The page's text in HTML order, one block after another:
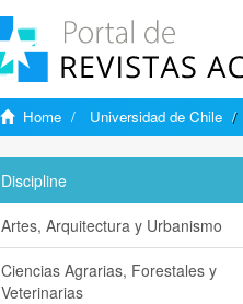
Home Universidad de Chile
Discipline
Artes, Arquitectura y Urbanismo
Ciencias Agrarias, Forestales y
Veterinarias